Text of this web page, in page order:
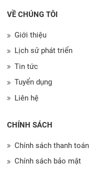
VỀ CHÚNG TÔI
Giới thiệu
Lịch sử phát triển
Tin tức
Tuyển dụng
Liên hệ
CHÍNH SÁCH
Chính sách thanh toán
Chính sách bảo mật